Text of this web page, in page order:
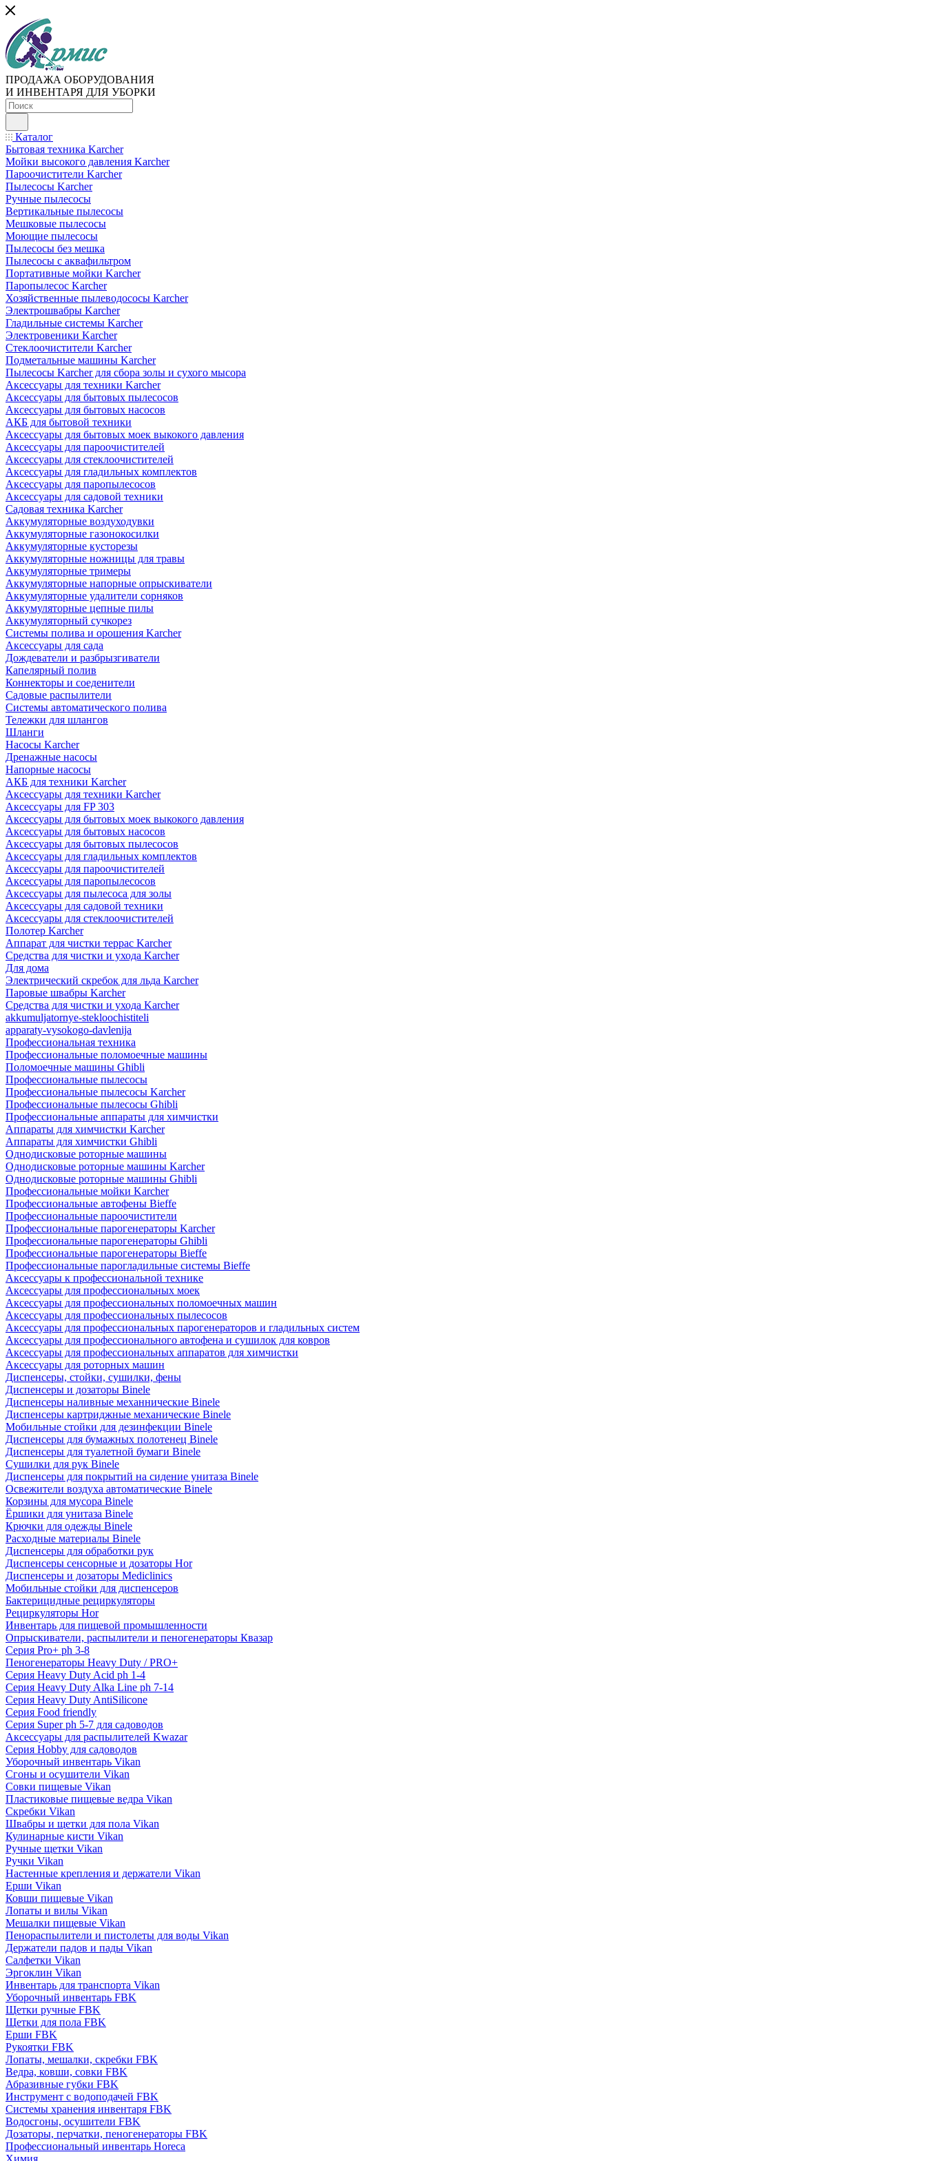
ПРОДАЖА ОБОРУДОВАНИЯ
И ИНВЕНТАРЯ ДЛЯ УБОРКИ
Каталог
Бытовая техника Karcher
Мойки высокого давления Karcher
Пароочистители Karcher
Пылесосы Karcher
Ручные пылесосы
Вертикальные пылесосы
Мешковые пылесосы
Моющие пылесосы
Пылесосы без мешка
Пылесосы с аквафильтром
Портативные мойки Karcher
Паропылесос Karcher
Хозяйственные пылеводососы Karcher
Электрошвабры Karcher
Гладильные системы Karcher
Электровеники Karcher
Стеклоочистители Karcher
Подметальные машины Karcher
Пылесосы Karcher для сбора золы и сухого мысора
Аксессуары для техники Karcher
Аксессуары для бытовых пылесосов
Аксессуары для бытовых насосов
АКБ для бытовой техники
Аксессуары для бытовых моек выкокого давления
Аксессуары для пароочистителей
Аксессуары для стеклоочистителей
Аксессуары для гладильных комплектов
Аксессуары для паропылесосов
Аксессуары для садовой техники
Садовая техника Karcher
Аккумуляторные воздуходувки
Аккумуляторные газонокосилки
Аккумуляторные кусторезы
Аккумуляторные ножницы для травы
Аккумуляторные тримеры
Аккумуляторные напорные опрыскиватели
Аккумуляторные удалители сорняков
Аккумуляторные цепные пилы
Аккумуляторный сучкорез
Системы полива и орошения Karcher
Аксессуары для сада
Дождеватели и разбрызгиватели
Капелярный полив
Коннекторы и соеденители
Садовые распылители
Системы автоматического полива
Тележки для шлангов
Шланги
Насосы Karcher
Дренажные насосы
Напорные насосы
АКБ для техники Karcher
Аксессуары для техники Karcher
Аксессуары для FP 303
Аксессуары для бытовых моек выкокого давления
Аксессуары для бытовых насосов
Аксессуары для бытовых пылесосов
Аксессуары для гладильных комплектов
Аксессуары для пароочистителей
Аксессуары для паропылесосов
Аксессуары для пылесоса для золы
Аксессуары для садовой техники
Аксессуары для стеклоочистителей
Полотер Karcher
Аппарат для чистки террас Karcher
Средства для чистки и ухода Karcher
Для дома
Электрический скребок для льда Karcher
Паровые швабры Karcher
Средства для чистки и ухода Karcher
akkumuljatornye-stekloochistiteli
apparaty-vysokogo-davlenija
Профессиональная техника
Профессиональные поломоечные машины
Поломоечные машины Ghibli
Профессиональные пылесосы
Профессиональные пылесосы Karcher
Профессиональные пылесосы Ghibli
Профессиональные аппараты для химчистки
Аппараты для химчистки Karcher
Аппараты для химчистки Ghibli
Однодисковые роторные машины
Однодисковые роторные машины Karcher
Однодисковые роторные машины Ghibli
Профессиональные мойки Karcher
Профессиональные автофены Bieffe
Профессиональные пароочистители
Профессиональные парогенераторы Karcher
Профессиональные парогенераторы Ghibli
Профессиональные парогенераторы Bieffe
Профессиональные парогладильные системы Bieffe
Аксессуары к профессиональной технике
Аксессуары для профессиональных моек
Аксессуары для профессиональных поломоечных машин
Аксессуары для профессиональных пылесосов
Аксессуары для профессиональных парогенераторов и гладильных систем
Аксессуары для профессионального автофена и сушилок для ковров
Аксессуары для профессиональных аппаратов для химчистки
Аксессуары для роторных машин
Диспенсеры, стойки, сушилки, фены
Диспенсеры и дозаторы Binele
Диспенсеры наливные механнические Binele
Диспенсеры картриджные механические Binele
Мобильные стойки для дезинфекции Binele
Диспенсеры для бумажных полотенец Binele
Диспенсеры для туалетной бумаги Binele
Сушилки для рук Binele
Диспенсеры для покрытий на сидение унитаза Binele
Освежители воздуха автоматические Binele
Корзины для мусора Binele
Ёршики для унитаза Binele
Крючки для одежды Binele
Расходные материалы Binele
Диспенсеры для обработки рук
Диспенсеры сенсорные и дозаторы Hor
Диспенсеры и дозаторы Mediclinics
Мобильные стойки для диспенсеров
Бактерицидные рециркуляторы
Рециркуляторы Hor
Инвентарь для пищевой промышленности
Опрыскиватели, распылители и пеногенераторы Квазар
Серия Pro+ ph 3-8
Пеногенераторы Heavy Duty / PRO+
Серия Heavy Duty Acid ph 1-4
Серия Heavy Duty Alka Line ph 7-14
Серия Heavy Duty AntiSilicone
Серия Food friendly
Серия Super ph 5-7 для садоводов
Аксессуары для распылителей Kwazar
Серия Hobby для садоводов
Уборочный инвентарь Vikan
Сгоны и осушители Vikan
Совки пищевые Vikan
Пластиковые пищевые ведра Vikan
Скребки Vikan
Швабры и щетки для пола Vikan
Кулинарные кисти Vikan
Ручные щетки Vikan
Ручки Vikan
Настенные крепления и держатели Vikan
Ерши Vikan
Ковши пищевые Vikan
Лопаты и вилы Vikan
Мешалки пищевые Vikan
Пенораспылители и пистолеты для воды Vikan
Держатели падов и пады Vikan
Салфетки Vikan
Эргоклин Vikan
Инвентарь для транспорта Vikan
Уборочный инвентарь FBK
Щетки ручные FBK
Щетки для пола FBK
Ерши FBK
Рукоятки FBK
Лопаты, мешалки, скребки FBK
Ведра, ковши, совки FBK
Абразивные губки FBK
Инструмент с водоподачей FBK
Системы хранения инвентаря FBK
Водосгоны, осушители FBK
Дозаторы, перчатки, пеногенераторы FBK
Профессиональный инвентарь Horeca
Химия